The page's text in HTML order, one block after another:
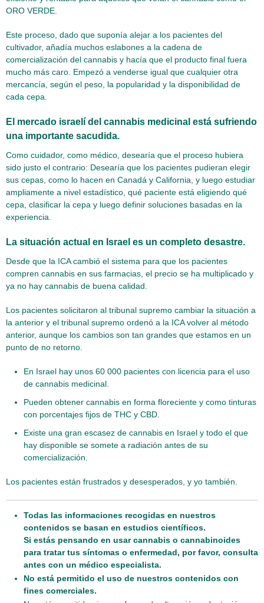
ORO VERDE.
Este proceso, dado que suponía alejar a los pacientes del
cultivador, añadía muchos eslabones a la cadena de
comercialización del cannabis y hacía que el producto final fuera
mucho más caro. Empezó a venderse igual que cualquier otra
mercancía, según el peso, la popularidad y la disponibilidad de
cada cepa.
El mercado israelí del cannabis medicinal está sufriendo
una importante sacudida.
Como cuidador, como médico, desearía que el proceso hubiera
sido justo el contrario: Desearía que los pacientes pudieran elegir
sus cepas, como lo hacen en Canadá y California, y luego estudiar
ampliamente a nivel estadístico, qué paciente está eligiendo qué
cepa, clasificar la cepa y luego definir soluciones basadas en la
experiencia.
La situación actual en Israel es un completo desastre.
Desde que la ICA cambió el sistema para que los pacientes
compren cannabis en sus farmacias, el precio se ha multiplicado y
ya no hay cannabis de buena calidad.
Los pacientes solicitaron al tribunal supremo cambiar la situación a
la anterior y el tribunal supremo ordenó a la ICA volver al método
anterior, aunque los cambios son tan grandes que estamos en un
punto de no retorno.
En Israel hay unos 60 000 pacientes con licencia para el uso
de cannabis medicinal.
Pueden obtener cannabis en forma floreciente y como tinturas
con porcentajes fijos de THC y CBD.
Existe una gran escasez de cannabis en Israel y todo el que
hay disponible se somete a radiación antes de su
comercialización.
Los pacientes están frustrados y desesperados, y yo también.
Todas las informaciones recogidas en nuestros
contenidos se basan en estudios científicos.
Si estás pensando en usar cannabis o cannabinoides
para tratar tus síntomas o enfermedad, por favor, consulta
antes con un médico especialista.
No está permitido el uso de nuestros contenidos con
fines comerciales.